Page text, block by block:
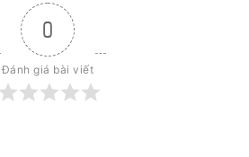
0
Đánh giá bài viết